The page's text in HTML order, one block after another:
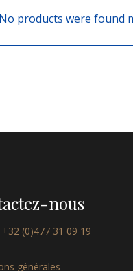
No products were found
nous
+32 (0)477 31 09 19
générales